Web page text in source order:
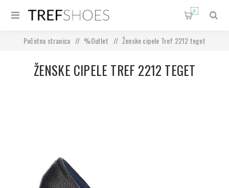
0
Početna stranica / %Outlet / Ženske cipele Tref 2212 teget
ŽENSKE CIPELE TREF 2212 TEGET